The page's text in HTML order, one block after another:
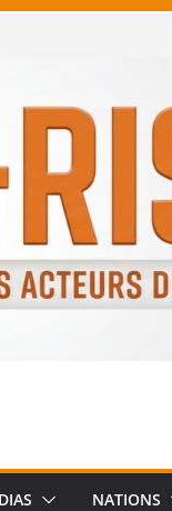
NATIONS